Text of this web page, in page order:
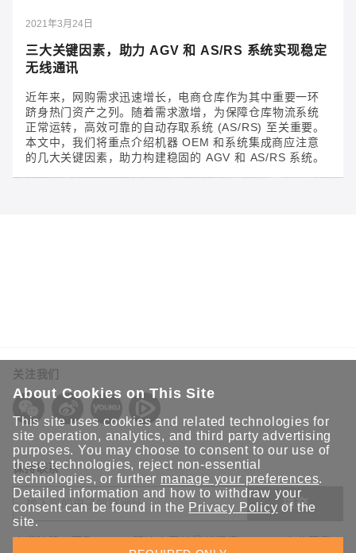
2021年3月24日
三大关键因素，助力 AGV 和 AS/RS 系统实现稳定
无线通讯
近年来，网购需求迅速增长，电商仓库作为其中重要一环
跻身热门资产之列。随着需求激增，为保障仓库物流系统
正常运转，高效可靠的自动存取系统 (AS/RS) 至关重要。
本文中，我们将重点介绍机器 OEM 和系统集成商应注意
的几大关键因素，助力构建稳固的 AGV 和 AS/RS 系统。
商应注意的几大关键因素，助力构建稳固的 AGV 和
AS/RS 系统。
关注我们
保持联系
提交
欢迎注册，获取 Moxa 解决方案的最新资讯。Moxa 充分尊重
About Cookies on This Site
This site uses cookies and related technologies for
site operation, analytics, and third party advertising
purposes. You may choose to consent to our use of
these technologies, reject non-essential
technologies, or further manage your preferences.
Detailed information and how to withdraw your
consent can be found in the Privacy Policy of the
site.